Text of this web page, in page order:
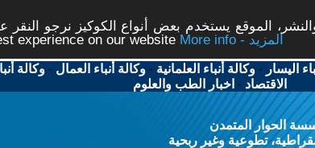
الموقع يستخدم بعض أنواع الكوكيز نرجو
experience on our website
More info - المزيد
اليسار -وكالة أنباء العلمانية -وكالة أنباء العمال -وكالة
الاقتصاد - اخبار الطب والعلوم
الحوار المتمدن
تطوعية وغير ربحية